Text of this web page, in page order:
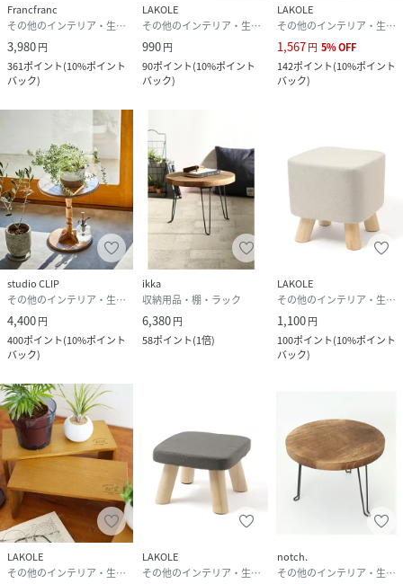
Francfranc
その他のインテリア・生活雑貨
3,980円
361ポイント(10%ポイント
バック)
LAKOLE
その他のインテリア・生活雑貨
990円
90ポイント(10%ポイント
バック)
LAKOLE
その他のインテリア・生活雑貨
1,567円 5%OFF
142ポイント(10%ポイント
バック)
studio CLIP
その他のインテリア・生活雑貨
4,400円
400ポイント(10%ポイント
バック)
ikka
収納用品・棚・ラック
6,380円
58ポイント(1倍)
LAKOLE
その他のインテリア・生活雑貨
1,100円
100ポイント(10%ポイント
バック)
LAKOLE
その他のインテリア・生活雑貨
LAKOLE
その他のインテリア・生活雑貨
notch.
その他のインテリア・生活雑貨